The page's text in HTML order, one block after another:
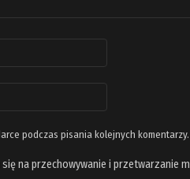
podczas pisania kolejnych komentarzy.
na przechowywanie i przetwarzanie